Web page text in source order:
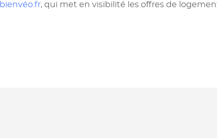
bienvéo.fr, qui met en visibilité les offres de